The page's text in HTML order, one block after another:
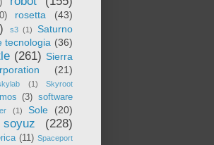
rosetta (43)
s3 (1)
Saturno
tecnologia (36)
(261) Sierra
(21)
(1)
Skyroot
(3) software
(1) Sole (20)
soyuz (228)
(11) Spaceport